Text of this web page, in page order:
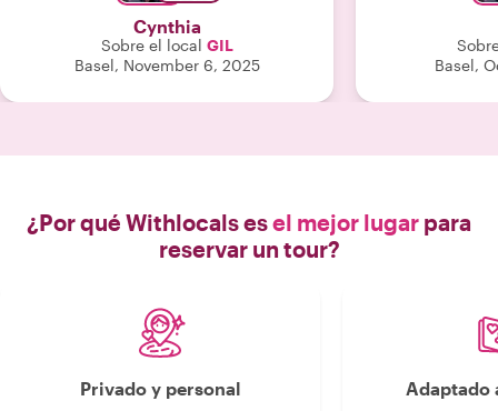
interesante. Aprendimos más en dos
horas que en años de escuela.
Recomiendo ampliamente a Gil por
sus conocimientos, su amabilidad y su
habilidad para comunicar la historia
Cynthia
Sobre el local GIL
Basel, November 6, 2025
Basel,
¿Por qué Withlocals esel mejor lugar para
reservar un tour?
Privado y personal Adaptado